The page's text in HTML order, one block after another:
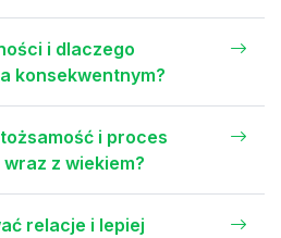
i dlaczego
konsekwentnym?
i proces
z wiekiem?
relacje i lepiej